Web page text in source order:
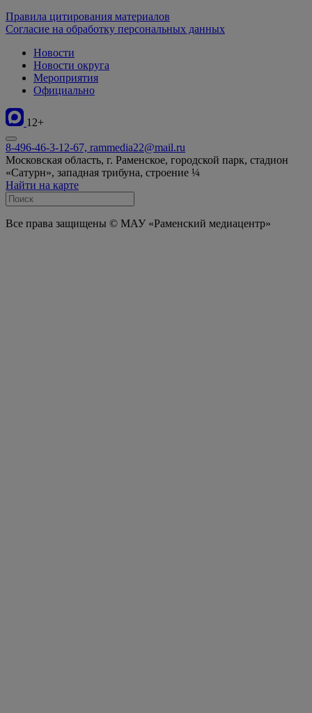
Правила цитирования материалов
Согласие на обработку персональных данных
Новости
Новости округа
Мероприятия
Официально
12+
8-496-46-3-12-67, rammedia22@mail.ru
Московская область, г. Раменское, городской парк, стадион
«Сатурн», западная трибуна, строение ¼
Найти на карте
Все права защищены © МАУ «Раменский медиацентр»